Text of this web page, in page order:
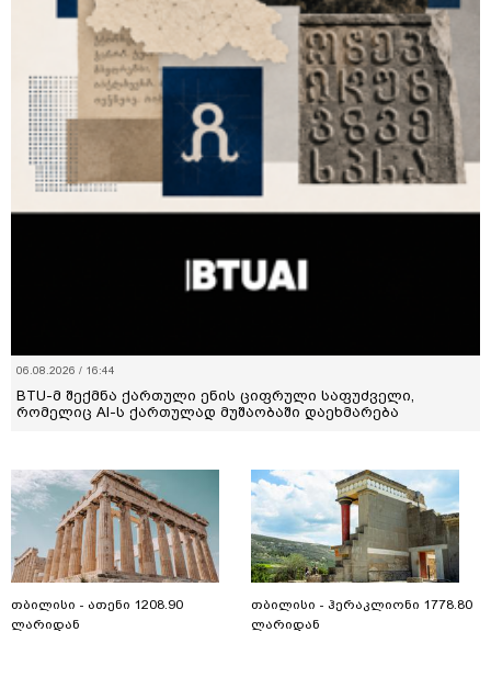
06.08.2026 / 16:44
BTU-მ შექმნა ქართული ენის ციფრული საფუძველი,
რომელიც AI-ს ქართულად მუშაობაში დაეხმარება
თბილისი - ათენი 1208.90
ლარიდან
თბილისი - ჰერაკლიონი 1778.80
ლარიდან